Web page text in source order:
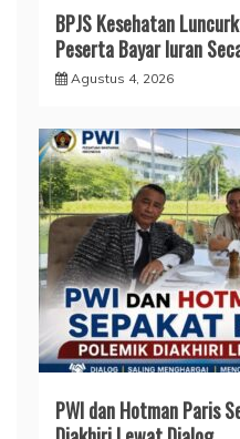
BPJS Kesehatan
Peserta Bayar Iuran
Agustus 4, 2026
PWI dan Hotman Paris